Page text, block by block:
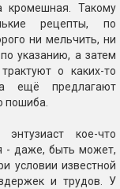
кромешная. Такому
рецепты, по
ни мельчить, ни
указанию, а затем
о каких-то
ещё предлагают
пошиба.
кое-что
- даже, быть может,
условии известной
и трудов. У